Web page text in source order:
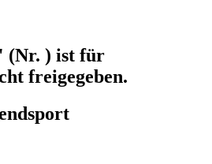
(Nr. ) ist für
freigegeben.